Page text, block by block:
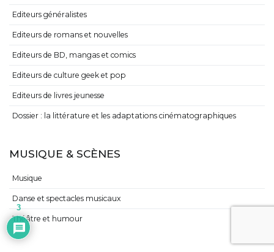
Editeurs généralistes
Editeurs de romans et nouvelles
Editeurs de BD, mangas et comics
Editeurs de culture geek et pop
Editeurs de livres jeunesse
Dossier : la littérature et les adaptations cinématographiques
MUSIQUE & SCÈNES
Musique
Danse et spectacles musicaux
Théâtre et humour
3